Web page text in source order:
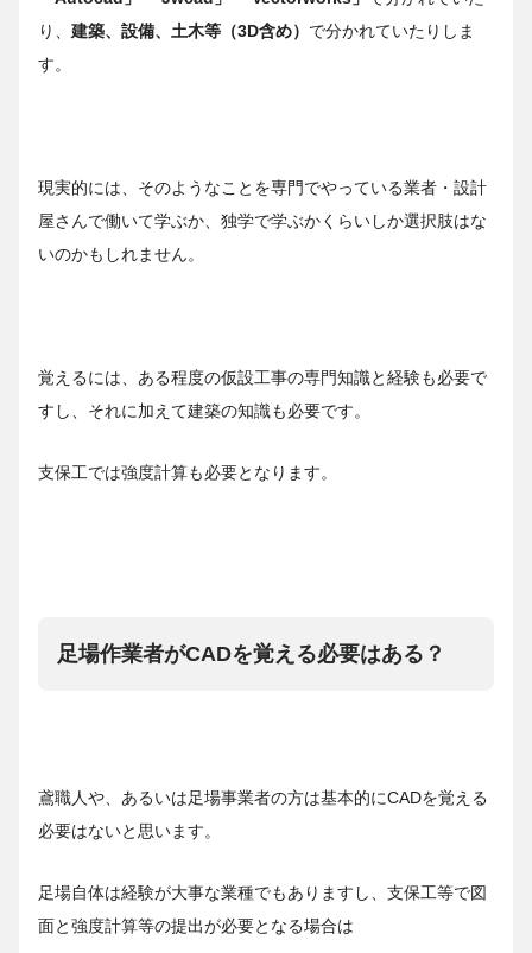
り、 建築、設備、土木等（3D含め） で分かれていたりしま
す。
現実的には、そのようなことを専門でやっている業者・設計
屋さんで働いて学ぶか、独学で学ぶかくらいしか選択肢はな
いのかもしれません。
覚えるには、ある程度の仮設工事の専門知識と経験も必要で
すし、それに加えて建築の知識も必要です。
支保工では強度計算も必要となります。
足場作業者がCADを覚える必要はある？
鳶職人や、あるいは足場事業者の方は基本的にCADを覚える
必要はないと思います。
足場自体は経験が大事な業種でもありますし、支保工等で図
面と強度計算等の提出が必要となる場合は